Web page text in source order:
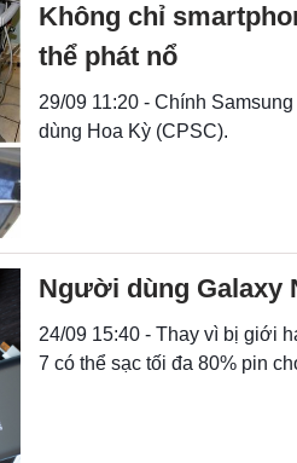
Không chỉ
thể phát nổ
29/09 11:20 - Chính
dùng Hoa Kỳ (CPSC).
Người dùng Galaxy
24/09 15:40 - Thay vì bị giới
7 có thể sạc tối đa 80% pin